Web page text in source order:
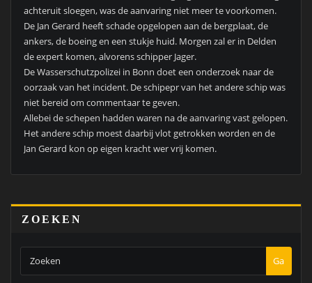
achteruit sloegen, was de aanvaring niet meer te voorkomen.
De Jan Gerard heeft schade opgelopen aan de bergplaat, de
ankers, de boeing en een stukje huid. Morgen zal er in Delden
de expert komen, alvorens schipper Jager.
De Wasserschutzpolizei in Bonn doet een onderzoek naar de
oorzaak van het incident. De schipepr van het andere schip was
niet bereid om commentaar te geven.
Allebei de schepen hadden waren na de aanvaring vast gelopen.
Het andere schip moest daarbij vlot getrokken worden en de
Jan Gerard kon op eigen kracht wer vrij komen.
ZOEKEN
Ga